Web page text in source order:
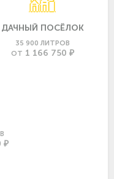
ДАЧНЫЙ ПОСЁЛОК
35 900 ЛИТРОВ
ОТ 1 166 750 ₽
₽